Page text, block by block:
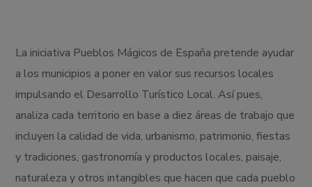
La iniciativa Pueblos Mágicos de España pretende ayudar
a los municipios a poner en valor sus recursos locales
impulsando el Desarrollo Turístico Local. Así pues,
analiza cada territorio en base a diez áreas de trabajo que
incluyen la calidad de vida, urbanismo, patrimonio, fiestas
y tradiciones, gastronomía y productos locales, paisaje,
naturaleza y otros intangibles que hacen que cada pueblo